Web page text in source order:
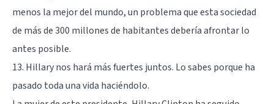
menos la mejor del mundo, un problema que esta sociedad
de más de 300 millones de habitantes debería afrontar lo
antes posible.
13. Hillary nos hará más fuertes juntos. Lo sabes porque ha
pasado toda una vida haciéndolo.